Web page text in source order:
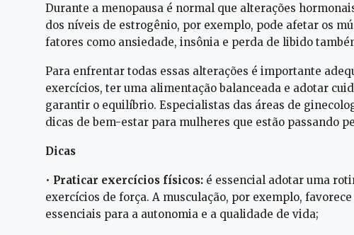
Durante a menopausa é normal que alterações
dos níveis de estrogênio, por exemplo, pode afetar os
fatores como ansiedade, insônia e perda de libido
Para enfrentar todas essas alterações é importante
exercícios, ter uma alimentação balanceada e adotar
garantir o equilíbrio. Especialistas das áreas de
dicas de bem-estar para mulheres que estão passando
Dicas
• Praticar exercícios físicos: é essencial adotar uma
exercícios de força. A musculação, por exemplo,
essenciais para a autonomia e a qualidade de vida;